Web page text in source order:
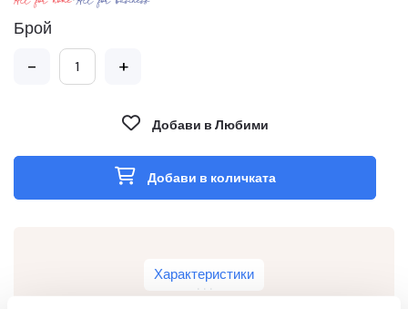
Брой
- +
Добави в Любими
Добави в количката
Характеристики